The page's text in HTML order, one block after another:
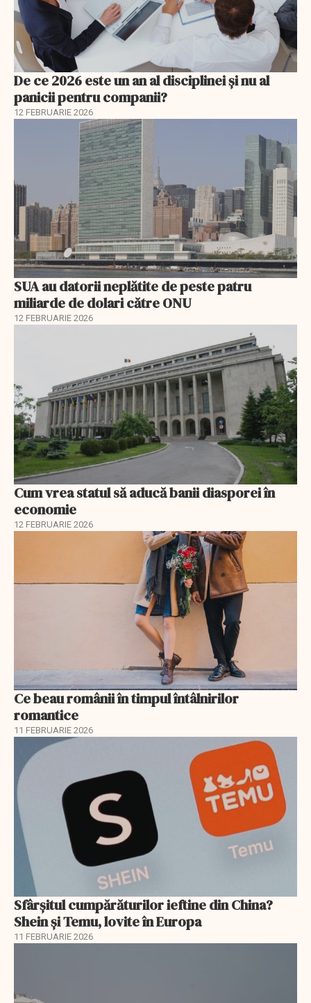
De ce 2026 este un an al disciplinei și nu al
panicii pentru companii?
12 FEBRUARIE 2026
SUA au datorii neplătite de peste patru
miliarde de dolari către ONU
12 FEBRUARIE 2026
Cum vrea statul să aducă banii diasporei în
economie
12 FEBRUARIE 2026
Ce beau românii în timpul întâlnirilor
romantice
11 FEBRUARIE 2026
Sfârșitul cumpărăturilor ieftine din China?
Shein și Temu, lovite în Europa
11 FEBRUARIE 2026